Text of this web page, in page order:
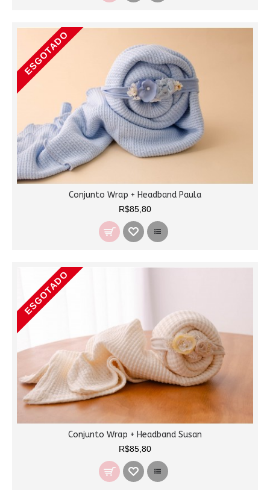
ESGOTADO
Conjunto Wrap + Headband Paula
R$85,80
ESGOTADO
Conjunto Wrap + Headband Susan
R$85,80